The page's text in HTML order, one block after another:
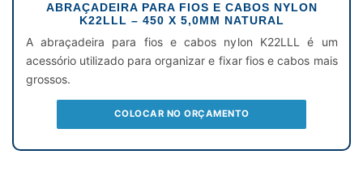
ABRAÇADEIRA PARA FIOS E CABOS NYLON
K22LLL – 450 X 5,0MM NATURAL
A abraçadeira para fios e cabos nylon K22LLL é um
acessório utilizado para organizar e fixar fios e cabos mais
grossos.
COLOCAR NO ORÇAMENTO